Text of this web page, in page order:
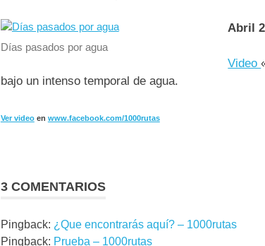
Días pasados por agua
Abril
Video
bajo un intenso temporal de agua.
Ver videoen www.facebook.com/1000rutas
3 COMENTARIOS
Pingback: ¿Que encontrarás aquí? – 1000rutas
Pingback: Prueba – 1000rutas